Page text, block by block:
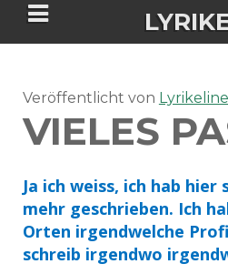
Tania Morgan's Blog
sie im Leben
ÜBER DIE
IGASHO UND
Veröffentlicht von Lyrikeline
VIELES
Ja ich weiss, ich hab hier
mehr geschrieben. Ich
Orten irgendwelche
schreib irgendwo